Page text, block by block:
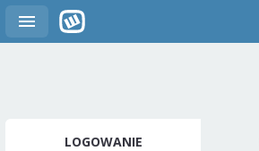
LOGOWANIE